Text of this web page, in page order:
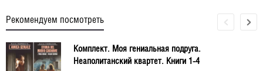
Рекомендуем посмотреть
Комплект. Моя гениальная подруга.
Неаполитанский квартет. Книги 1-4